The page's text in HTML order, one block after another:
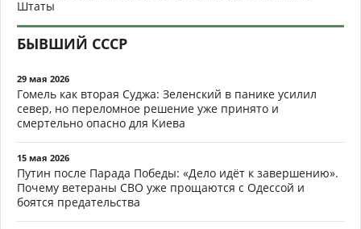
Штаты
БЫВШИЙ СССР
29 мая 2026
Гомель как вторая Суджа: Зеленский в панике усилил
север, но переломное решение уже принято и
смертельно опасно для Киева
15 мая 2026
Путин после Парада Победы: «Дело идёт к завершению».
Почему ветераны СВО уже прощаются с Одессой и
боятся предательства